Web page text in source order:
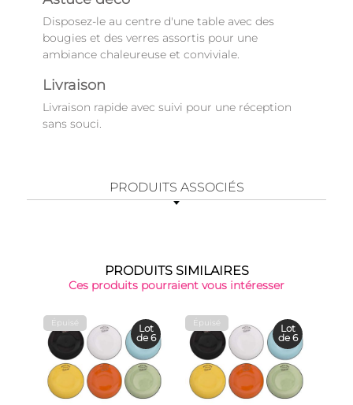
Disposez-le au centre d'une table avec des
bougies et des verres assortis pour une
ambiance chaleureuse et conviviale.
Livraison
Livraison rapide avec suivi pour une réception
sans souci.
PRODUITS ASSOCIÉS
PRODUITS SIMILAIRES
Ces produits pourraient vous intéresser
Épuisé
Lot
de 6
Épuisé
Lot
de 6